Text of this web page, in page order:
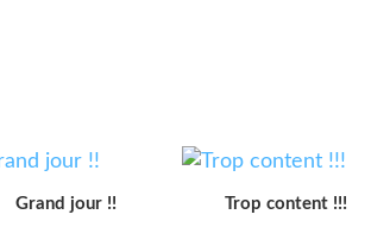
Grand jour !! Trop content !!!